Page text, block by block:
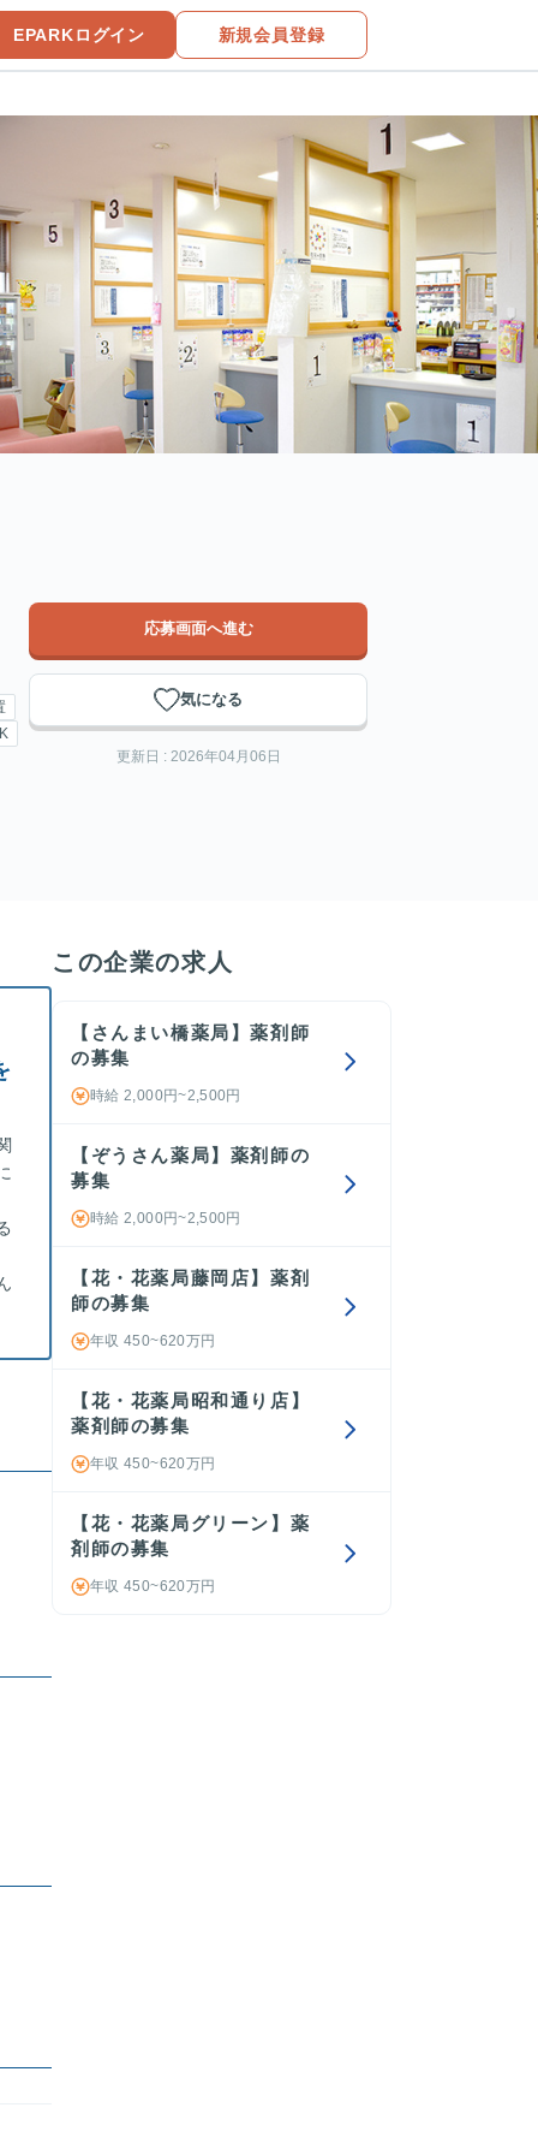
EPARKログイン 新規会員登録
応募画面へ進む
気になる
更新日 : 2026年04月06日
この企業の求人
【さんまい橋薬局】薬剤師
の募集
時給 2,000円~2,500円
【ぞうさん薬局】薬剤師の
募集
時給 2,000円~2,500円
【花・花薬局藤岡店】薬剤
師の募集
年収 450~620万円
【花・花薬局昭和通り店】
薬剤師の募集
年収 450~620万円
【花・花薬局グリーン】薬
剤師の募集
年収 450~620万円